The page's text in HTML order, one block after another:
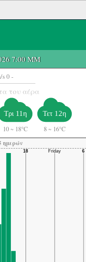
7:00 ΜΜ
s 0 -
του αέρα
Τρι 11η
10 ~ 18°C
Τετ 12η
8 ~ 16°C
ημερών